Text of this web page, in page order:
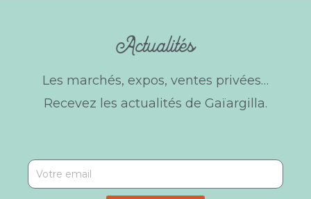
Actualités
Les marchés, expos, ventes privées…
Recevez les actualités de Gaïargilla.